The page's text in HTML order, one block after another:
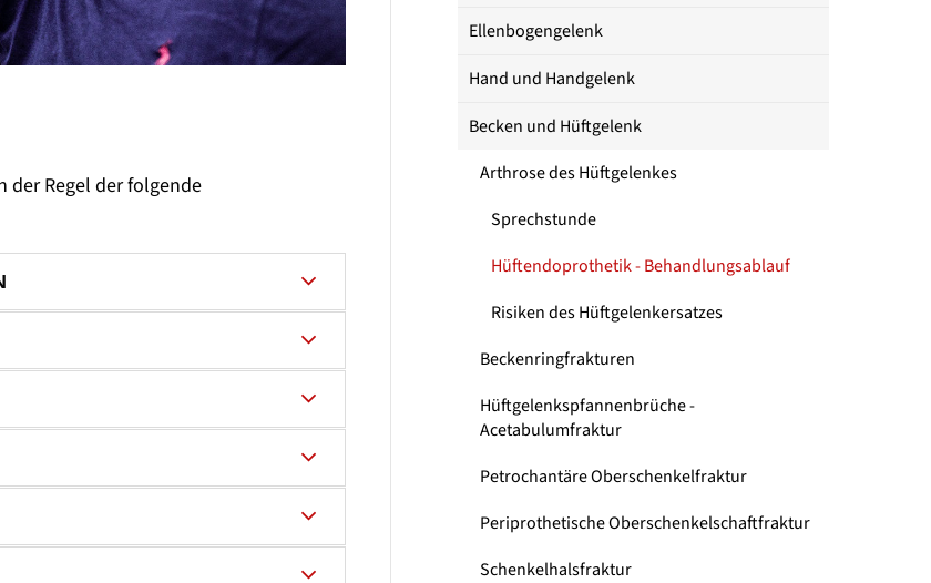
der Regel der folgende
Ellenbogengelenk
Hand und Handgelenk
Becken und Hüftgelenk
Arthrose des Hüftgelenkes
Sprechstunde
Hüftendoprothetik - Behandlungsablauf
Risiken des Hüftgelenkersatzes
Beckenringfrakturen
Hüftgelenkspfannenbrüche -
Acetabulumfraktur
Petrochantäre Oberschenkelfraktur
Periprothetische Oberschenkelschaftfraktur
Schenkelhalsfraktur